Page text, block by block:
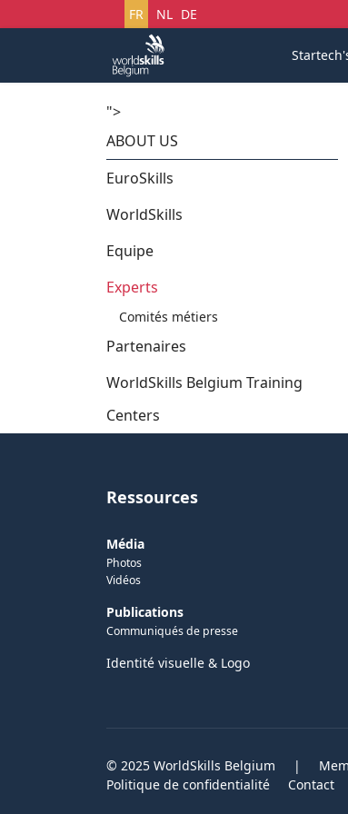
Sélectionnez votre langue
FR NL DE
">
ABOUT US
EuroSkills
WorldSkills
Equipe
Experts
Comités métiers
Partenaires
WorldSkills Belgium Training
Centers
Ressources
Média
Photos
Vidéos
Publications
Communiqués de presse
Identité visuelle & Logo
© 2025 WorldSkills Belgium |
Politique de confidentialité
Contact